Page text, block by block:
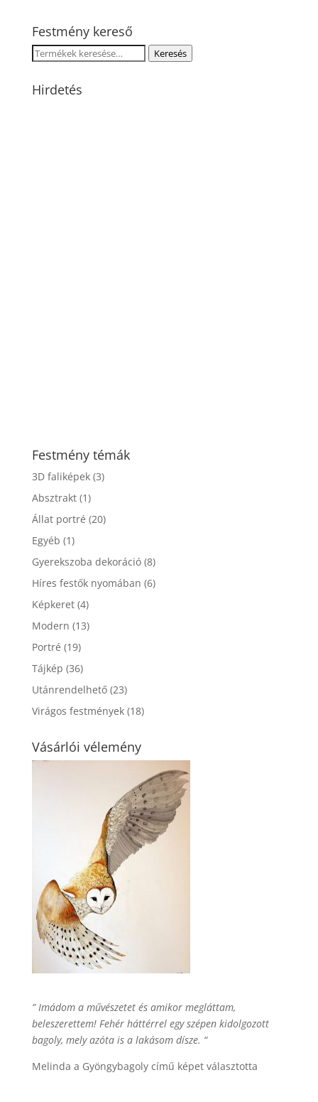
Festmény kereső
Keresés
következőre:
Keresés
Hirdetés
Festmény témák
3D faliképek (3)
Absztrakt (1)
Állat portré (20)
Egyéb (1)
Gyerekszoba dekoráció (8)
Híres festők nyomában (6)
Képkeret (4)
Modern (13)
Portré (19)
Tájkép (36)
Utánrendelhető (23)
Virágos festmények (18)
Vásárlói vélemény
” Imádom a művészetet és amikor megláttam,
beleszerettem! Fehér háttérrel egy szépen kidolgozott
bagoly, mely azóta is a lakásom dísze. “
Melinda a Gyöngybagoly című képet választotta